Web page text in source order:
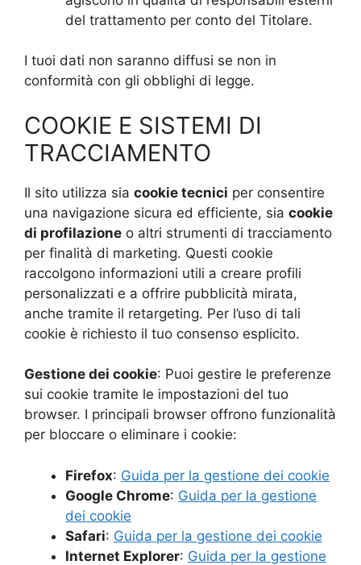
del trattamento per conto del Titolare.
I tuoi dati non saranno diffusi se non in
conformità con gli obblighi di legge.
COOKIE E SISTEMI DI
TRACCIAMENTO
Il sito utilizza sia cookie tecnici per consentire
una navigazione sicura ed efficiente, sia cookie
di profilazione o altri strumenti di tracciamento
per finalità di marketing. Questi cookie
raccolgono informazioni utili a creare profili
personalizzati e a offrire pubblicità mirata,
anche tramite il retargeting. Per l’uso di tali
cookie è richiesto il tuo consenso esplicito.
Gestione dei cookie: Puoi gestire le preferenze
sui cookie tramite le impostazioni del tuo
browser. I principali browser offrono funzionalità
per bloccare o eliminare i cookie:
Firefox: Guida per la gestione dei cookie
Google Chrome: Guida per la gestione
dei cookie
Safari: Guida per la gestione dei cookie
Internet Explorer: Guida per la gestione